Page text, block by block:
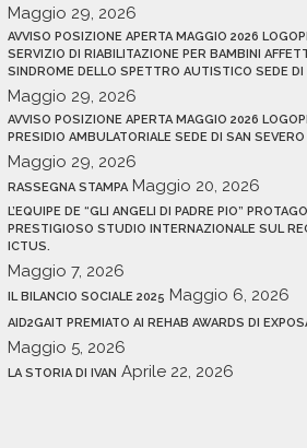
Maggio 29, 2026
AVVISO POSIZIONE APERTA MAGGIO 2026
SERVIZIO DI RIABILITAZIONE PER BAMBINI
SINDROME DELLO SPETTRO AUTISTICO SEDE DI
Maggio 29, 2026
AVVISO POSIZIONE APERTA MAGGIO 2026
PRESIDIO AMBULATORIALE SEDE DI SAN SEVERO
Maggio 29, 2026
RASSEGNA STAMPA Maggio 20, 2026
L’EQUIPE DE “GLI ANGELI DI PADRE PIO”
PRESTIGIOSO STUDIO INTERNAZIONALE SUL
ICTUS.
Maggio 7, 2026
IL BILANCIO SOCIALE 2025 Maggio 6, 2026
AID2GAIT PREMIATO AI REHAB AWARDS DI
Maggio 5, 2026
LA STORIA DI IVAN Aprile 22, 2026